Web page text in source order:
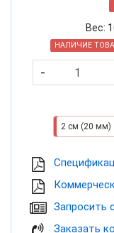
Вес:
НАЛИЧИЕ
-
2 см (20 мм)
Запросить
Заказать